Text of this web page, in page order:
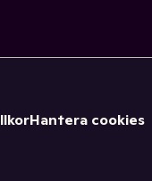
Hantera cookies